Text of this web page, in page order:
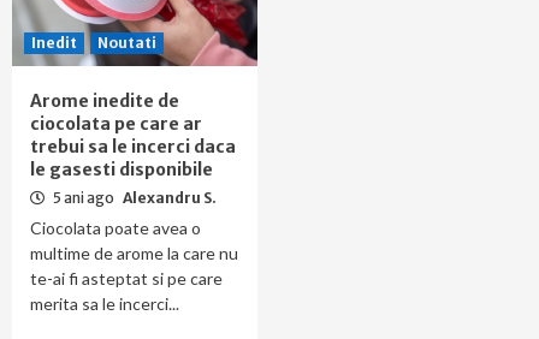
Inedit Noutati
Arome inedite de
ciocolata pe care ar
trebui sa le incerci daca
le gasesti disponibile
5 ani ago Alexandru S.
Ciocolata poate avea o
multime de arome la care nu
te-ai fi asteptat si pe care
merita sa le incerci...